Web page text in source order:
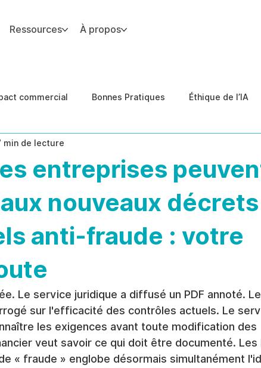
Ressources À propos
commercial Bonnes Pratiques Éthique de l’IA
Conformité
entreprises
nouveaux décrets
anti-fraude : votre
min de lecture
Le service juridique a diffusé un PDF annoté.
sur l'efficacité des contrôles actuels. Le
les exigences avant toute modification des
veut savoir ce qui doit être documenté. Les
« fraude » englobe désormais simultanément